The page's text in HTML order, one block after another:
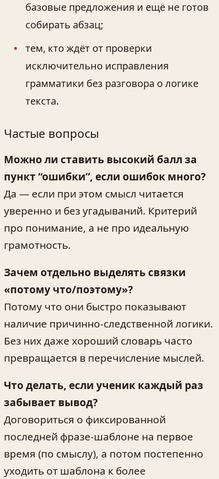
базовые предложения и ещё не готов
собирать абзац;
тем, кто ждёт от проверки
исключительно исправления
грамматики без разговора о логике
текста.
Частые вопросы
Можно ли ставить высокий балл за
пункт “ошибки”, если ошибок много?
Да — если при этом смысл читается
уверенно и без угадываний. Критерий
про понимание, а не про идеальную
грамотность.
Зачем отдельно выделять связки
«потому что/поэтому»?
Потому что они быстро показывают
наличие причинно‑следственной логики.
Без них даже хороший словарь часто
превращается в перечисление мыслей.
Что делать, если ученик каждый раз
забывает вывод?
Договориться о фиксированной
последней фразе‑шаблоне на первое
время (по смыслу), а потом постепенно
уходить от шаблона к более